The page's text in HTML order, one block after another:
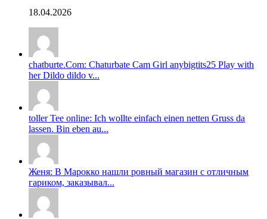
18.04.2026
chatburte.Com: Chaturbate Cam Girl anybigtits25 Play with
her Dildo dildo v...
toller Tee online: Ich wollte einfach einen netten Gruss da
lassen. Bin eben au...
Женя: В Марокко нашли ровный магазин с отличным
гариком, заказывал...